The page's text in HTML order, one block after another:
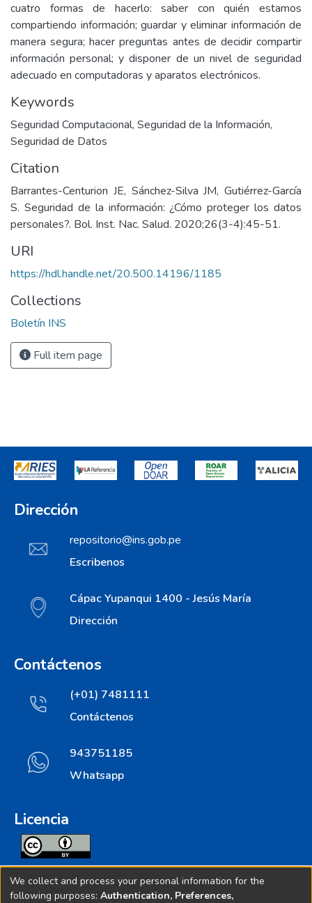
cuatro formas de hacerlo: saber con quién estamos
compartiendo información; guardar y eliminar información de
manera segura; hacer preguntas antes de decidir compartir
información personal; y disponer de un nivel de seguridad
adecuado en computadoras y aparatos electrónicos.
Keywords
Seguridad Computacional, Seguridad de la Información,
Seguridad de Datos
Citation
Barrantes-Centurion JE, Sánchez-Silva JM, Gutiérrez-García
S. Seguridad de la información: ¿Cómo proteger los datos
personales?. Bol. Inst. Nac. Salud. 2020;26(3-4):45-51.
URI
https://hdl.handle.net/20.500.14196/1185
Collections
Boletín INS
Full item page
Dirección
repositorio@ins.gob.pe
Escribenos
Cápac Yupanqui 1400 - Jesús María
Dirección
Contáctenos
(+01) 7481111
Contáctenos
943751185
Whatsapp
Licencia
Todos los contenidos de repositorio.ins.gob.pe estan
licenciados bajo
We collect and process your personal information for the
following purposes: Authentication, Preferences,